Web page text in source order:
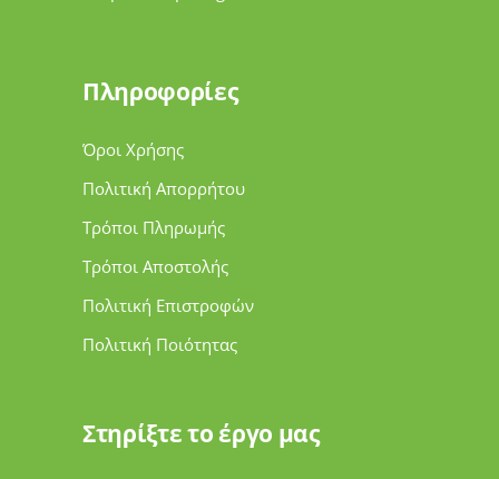
Πληροφορίες
Όροι Χρήσης
Πολιτική Απορρήτου
Τρόποι Πληρωμής
Τρόποι Αποστολής
Πολιτική Επιστροφών
Πολιτική Ποιότητας
Στηρίξτε το έργο μας